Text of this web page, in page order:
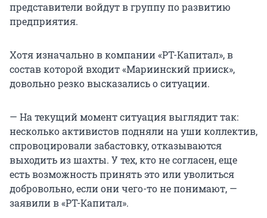
представители войдут в группу по развитию
предприятия.
Хотя изначально в компании «РТ-Капитал», в
состав которой входит «Мариинский прииск»,
довольно резко высказались о ситуации.
— На текущий момент ситуация выглядит так:
несколько активистов подняли на уши коллектив,
спровоцировали забастовку, отказываются
выходить из шахты. У тех, кто не согласен, еще
есть возможность принять это или уволиться
добровольно, если они чего-то не понимают, —
заявили в «РТ-Капитал».